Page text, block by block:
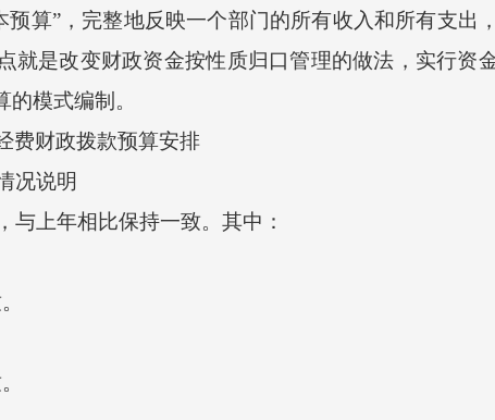
预算”，完整地反映一个部门的所有收入和所有支出
是改变财政资金按性质归口管理的做法，实行资
模式编制。
费财政拨款预算安排
况说明
与上年相比保持一致。其中：
。
。